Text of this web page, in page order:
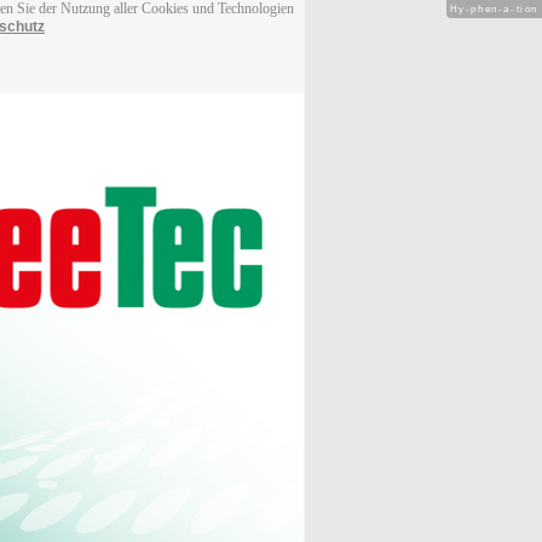
Sie der Nutzung aller Cookies und Technologien
Hy-phen-a-tion